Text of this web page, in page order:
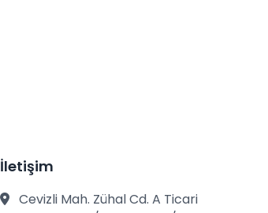
İletişim
Cevizli Mah. Zühal Cd. A Ticari